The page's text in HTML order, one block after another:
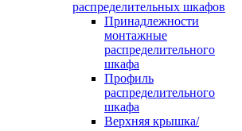
распределительных шкафов
Принадлежности
монтажные
распределительного
шкафа
Профиль
распределительного
шкафа
Верхняя крышка/